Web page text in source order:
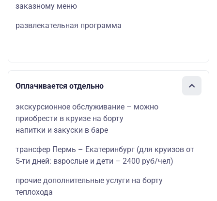
заказному меню
развлекательная программа
Оплачивается отдельно
экскурсионное обслуживание – можно
приобрести в круизе на борту
напитки и закуски в баре
трансфер Пермь – Екатеринбург (для круизов от
5-ти дней: взрослые и дети – 2400 руб/чел)
прочие дополнительные услуги на борту
теплохода